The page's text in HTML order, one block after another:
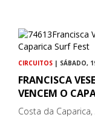
CIRCUITOS | SÁBADO,
FRANCISCA
VENCEM O
Costa da